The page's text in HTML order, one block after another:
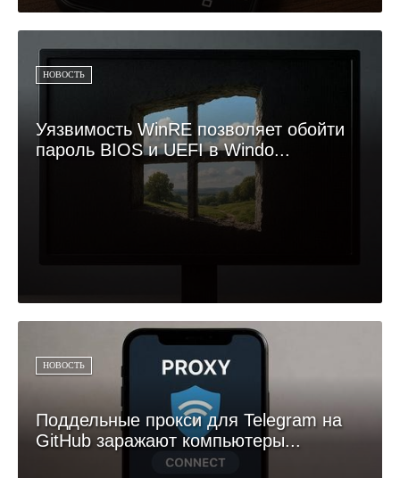
НОВОСТЬ
Уязвимость WinRE позволяет обойти
пароль BIOS и UEFI в Windo...
НОВОСТЬ
Поддельные прокси для Telegram на
GitHub заражают компьютеры...